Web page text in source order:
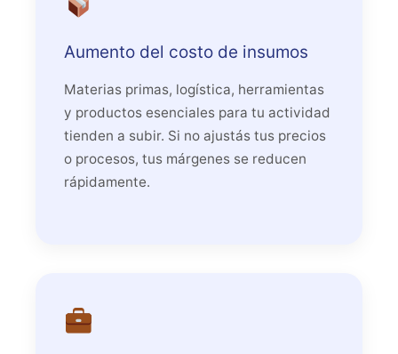
Aumento del costo de insumos
Materias primas, logística, herramientas
y productos esenciales para tu actividad
tienden a subir. Si no ajustás tus precios
o procesos, tus márgenes se reducen
rápidamente.